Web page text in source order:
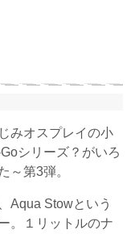
みオスプレイの小
シリーズ？がいろ
～第3弾。
Aqua Stowという
。１リットルのナ